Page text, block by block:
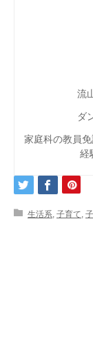
流
ダ
家庭科の教員
経
生活系 子育て